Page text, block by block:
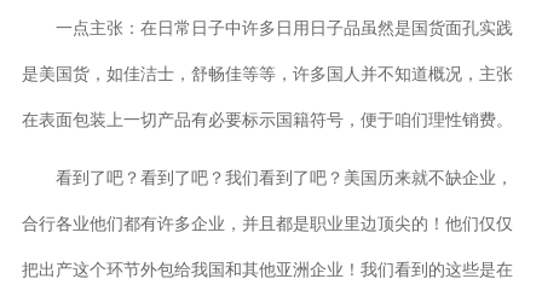
一点主张：在日常日子中许多日用日子品虽然是国货面孔实践
是美国货，如佳洁士，舒畅佳等等，许多国人并不知道概况，主张
在表面包装上一切产品有必要标示国籍符号，便于咱们理性销费。
看到了吧？看到了吧？我们看到了吧？美国历来就不缺企业，
合行各业他们都有许多企业，并且都是职业里边顶尖的！他们仅仅
把出产这个环节外包给我国和其他亚洲企业！我们看到的这些是在